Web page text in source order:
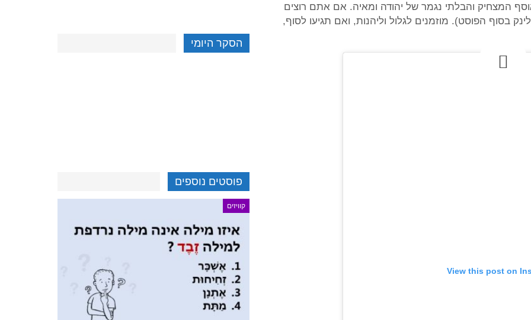
מתוך האוסף המצחיק והבלתי נגמר של יהודה ומאיה. אם אתם רוצים
בסוף הפוסט). מוזמנים לגלול וליהנות, ואם תגיעו לסוף,
View this post on
הסקר היומי
פוסטים נוספים
קוויזים